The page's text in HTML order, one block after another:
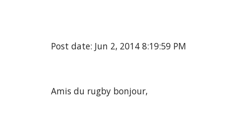
Post date: Jun 2, 2014 8:19:59 PM
Amis du rugby bonjour,